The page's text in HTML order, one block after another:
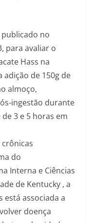
no
para avaliar o
Hass na
de 150g de
almoço,
ingestão durante
3 e 5 horas em
do
Interna e Ciências
de Kentucky , a
está associada a
doença